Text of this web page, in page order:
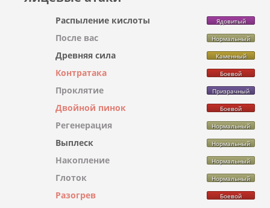
Распыление кислоты Ядовитый
После вас Нормальный
Древняя сила Каменный
Контратака Боевой
Проклятие Призрачный
Двойной пинок Боевой
Регенерация Нормальный
Выплеск Нормальный
Накопление Нормальный
Глоток Нормальный
Разогрев Боевой